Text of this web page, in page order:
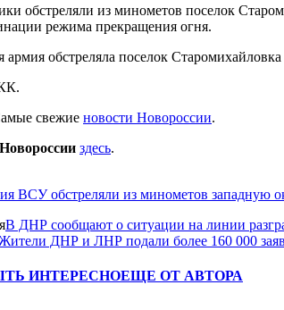
обстреляли из минометов поселок
режима прекращения огня.
армия обстреляла поселок
свежие новости Новороссии.
здесь.
ВСУ обстреляли из минометов
В ДНР сообщают о ситуации на линии
ДНР и ЛНР подали более 160 000
ИНТЕРЕСНОЕЩЕ ОТ АВТОРА